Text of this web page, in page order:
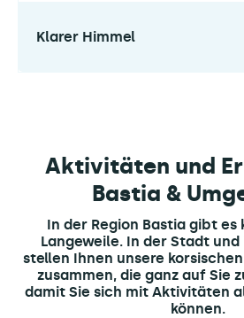
Klarer Himmel
Aktivitäten und
Bastia &
In der Region Bastia gibt es
Langeweile. In der Stadt
stellen Ihnen unsere
zusammen, die ganz auf Sie
damit Sie sich mit Aktivitäten
können.